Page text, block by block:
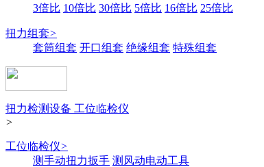
3倍比 10倍比 30倍比 5倍比 16倍比 25倍比
扭力组套>
套筒组套 开口组套 绝缘组套 特殊组套
扭力检测设备 工位临检仪
>
工位临检仪>
测手动扭力扳手 测风动电动工具